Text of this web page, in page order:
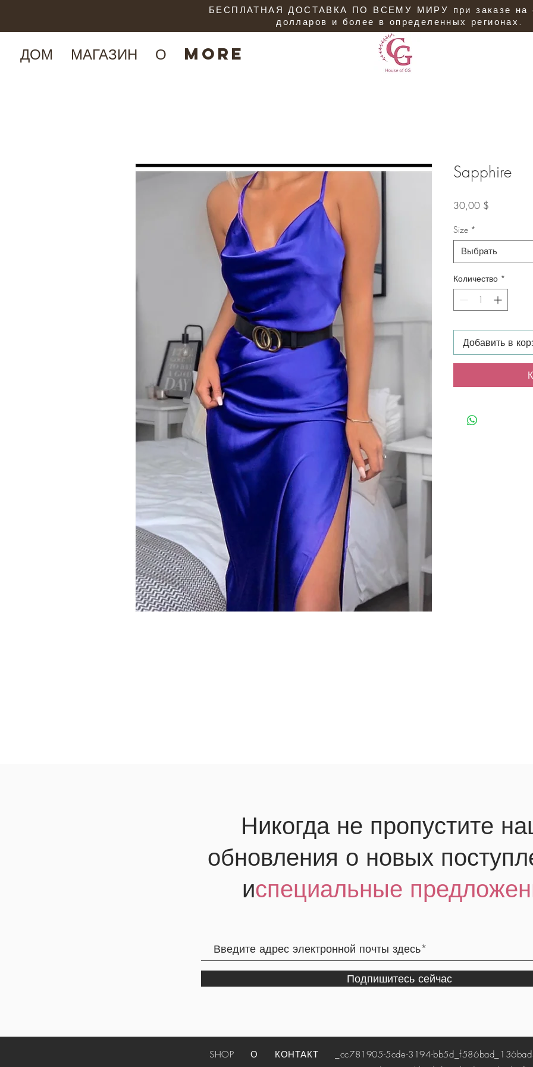
ДОМ МАГАЗИН О More
БЕСПЛАТНАЯ ДОСТАВКА ПО ВСЕМУ МИРУ при заказе на
долларов и более в определенных регионах.
Sapphire
30,00 $
Size *
Выбрать
Количество *
Добавить в
Никогда не пропустите
обновления о новых
испециальные
Подпишитесь сейчас
SHOP О КОНТАКТ _cc781905-5cde-3194-